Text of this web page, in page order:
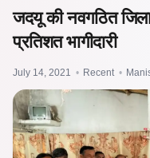
जदयू की नवगठित
प्रतिशत भागीदारी
July 14, 2021 • Recent •